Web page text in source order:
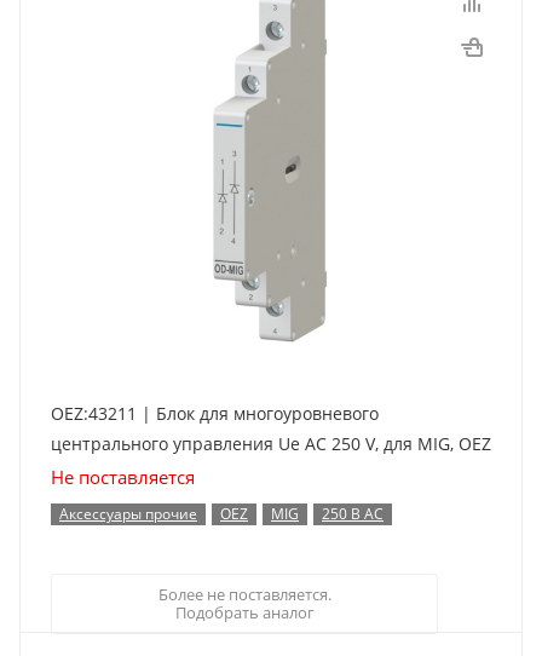
OEZ:43211 | Блок для многоуровневого
центрального управления Ue AC 250 V, для MIG, OEZ
Не поставляется
Аксессуары прочие OEZ MIG 250 В AC
Более не поставляется.
Подобрать аналог